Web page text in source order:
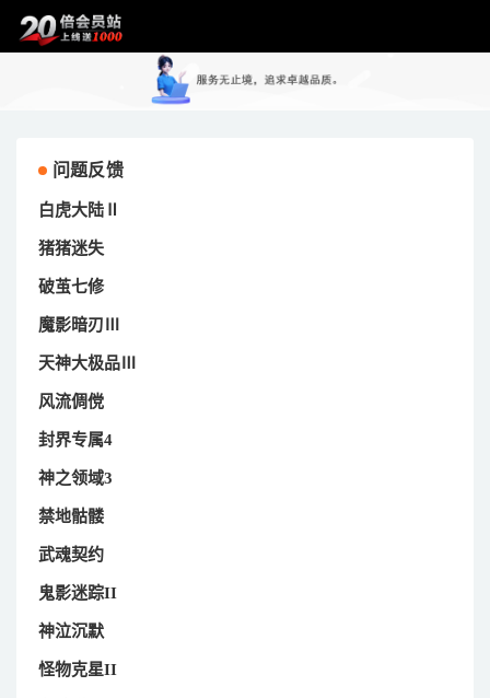
问题反馈
白虎大陆Ⅱ
猪猪迷失
破茧七修
魔影暗刃Ⅲ
天神大极品Ⅲ
风流倜傥
封界专属4
神之领域3
禁地骷髅
武魂契约
鬼影迷踪II
神泣沉默
怪物克星II